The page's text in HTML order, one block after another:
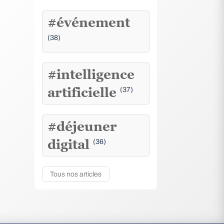
#événement
(38)
#intelligence
artificielle (37)
#déjeuner
digital (36)
Tous nos articles